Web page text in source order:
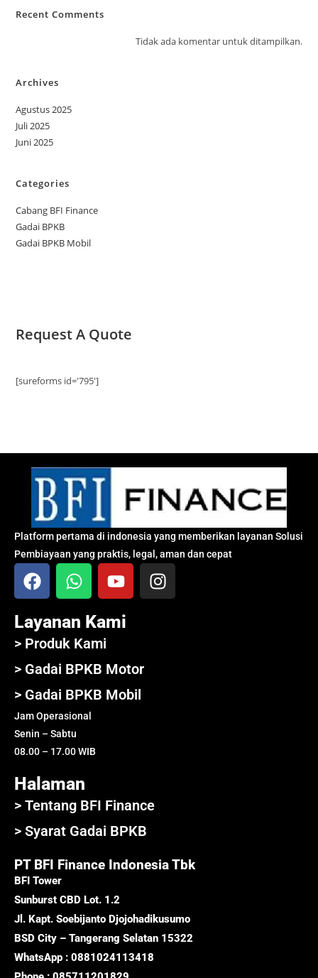
Recent Comments
Tidak ada komentar untuk ditampilkan.
Archives
Agustus 2025
Juli 2025
Juni 2025
Categories
Cabang BFI Finance
Gadai BPKB
Gadai BPKB Mobil
Request A Quote
[sureforms id='795']
Platform pertama di indonesia yang memberikan layanan Solusi
Pembiayaan yang praktis, legal, aman dan cepat
Layanan Kami
> Produk Kami
> Gadai BPKB Motor
> Gadai BPKB Mobil
Jam Operasional
Senin – Sabtu
08.00 – 17.00 WIB
Halaman
> Tentang BFI Finance
> Syarat Gadai BPKB
PT BFI Finance Indonesia Tbk
BFI Tower
Sunburst CBD Lot. 1.2
Jl. Kapt. Soebijanto Djojohadikusumo
BSD City – Tangerang Selatan 15322
WhatsApp : 0881024113418